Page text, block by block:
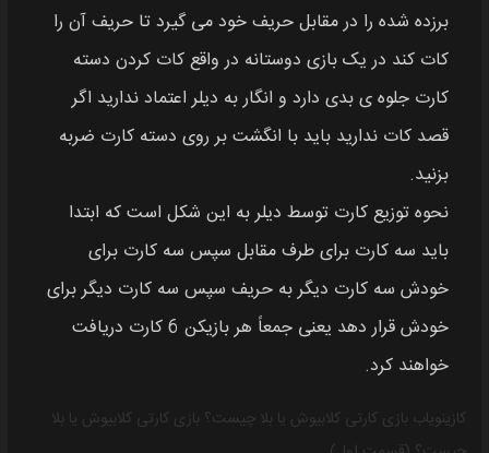
برزده شده را در مقابل حریف خود می‌ گیرد تا حریف آن را
کات کند در یک بازی دوستانه در واقع کات کردن دسته
کارت جلوه‌ ی بدی دارد و انگار به دیلر اعتماد ندارید اگر
قصد کات ندارید باید با انگشت بر روی دسته کارت ضربه
بزنید.
نحوه توزیع کارت توسط دیلر به این شکل است که ابتدا
باید سه کارت برای طرف مقابل سپس سه کارت برای
خودش سه کارت دیگر به حریف سپس سه کارت دیگر برای
خودش قرار دهد یعنی جمعاً هر بازیکن 6 کارت دریافت
خواهند کرد.
کازینویاب بازی کارتی کلابیوش یا بلا چیست؟ بازی کارتی کلابیوش یا بلا